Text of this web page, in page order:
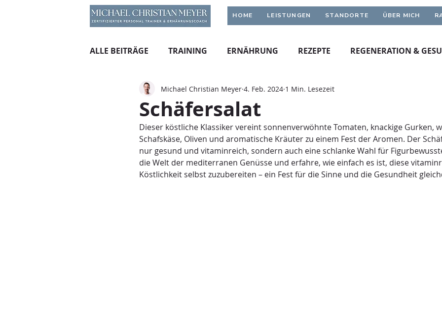
HOME LEISTUNGEN STANDORTE ÜBER MICH
ALLE BEITRÄGE TRAINING ERNÄHRUNG REZEPTE REGENERATION &
Schäfersalat
Michael Christian Meyer 4. Feb. 2024 1 Min. Lesezeit
Dieser köstliche Klassiker vereint sonnenverwöhnte Tomaten, knackige Gurken,
Schafskäse, Oliven und aromatische Kräuter zu einem Fest der Aromen. Der
nur gesund und vitaminreich, sondern auch eine schlanke Wahl für
die Welt der mediterranen Genüsse und erfahre, wie einfach es ist, diese
Köstlichkeit selbst zuzubereiten – ein Fest für die Sinne und die Gesundheit